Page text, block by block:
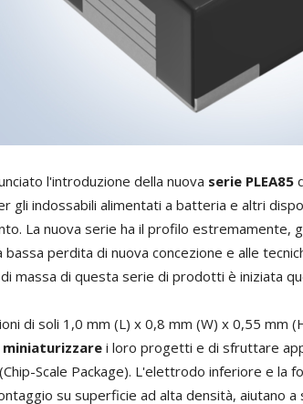
l'introduzione della nuova serie PLEA85
gli indossabili alimentati a batteria e altri
La nuova serie ha il profilo estremamente,
bassa perdita di nuova concezione e alle
massa di questa serie di prodotti è iniziata
di soli 1,0 mm (L) x 0,8 mm (W) x 0,55 mm
miniaturizzare i loro progetti e di sfruttare
Scale Package). L'elettrodo inferiore e la
su superficie ad alta densità, aiutano